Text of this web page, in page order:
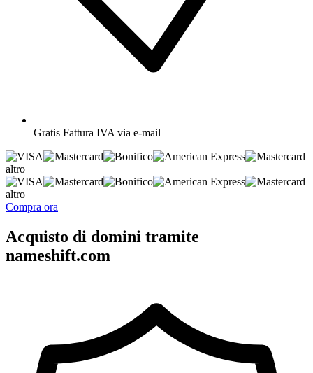
Gratis Fattura IVA via e-mail
altro
altro
Compra ora
Acquisto di domini tramite
nameshift.com